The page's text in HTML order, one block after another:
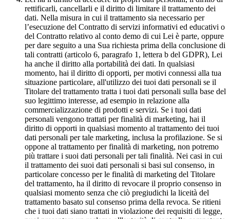
rettificarli, cancellarli e il diritto di limitare il trattamento dei
dati. Nella misura in cui il trattamento sia necessario per
l’esecuzione del Contratto di servizi informativi ed educativi o
del Contratto relativo al conto demo di cui Lei è parte, oppure
per dare seguito a una Sua richiesta prima della conclusione di
tali contratti (articolo 6, paragrafo 1, lettera b del GDPR), Lei
ha anche il diritto alla portabilità dei dati. In qualsiasi
momento, hai il diritto di opporti, per motivi connessi alla tua
situazione particolare, all'utilizzo dei tuoi dati personali se il
Titolare del trattamento tratta i tuoi dati personali sulla base del
suo legittimo interesse, ad esempio in relazione alla
commercializzazione di prodotti e servizi. Se i tuoi dati
personali vengono trattati per finalità di marketing, hai il
diritto di opporti in qualsiasi momento al trattamento dei tuoi
dati personali per tale marketing, inclusa la profilazione. Se si
oppone al trattamento per finalità di marketing, non potremo
più trattare i suoi dati personali per tali finalità. Nei casi in cui
il trattamento dei suoi dati personali si basi sul consenso, in
particolare concesso per le finalità di marketing del Titolare
del trattamento, ha il diritto di revocare il proprio consenso in
qualsiasi momento senza che ciò pregiudichi la liceità del
trattamento basato sul consenso prima della revoca. Se ritieni
che i tuoi dati siano trattati in violazione dei requisiti di legge,